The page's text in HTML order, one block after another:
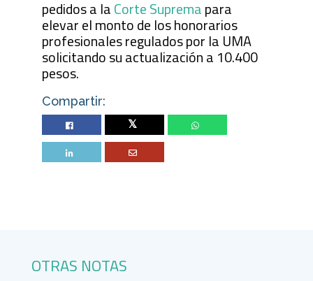
pedidos a laCorte Supremapara
elevar el monto de los honorarios
profesionales regulados por la UMA
solicitando su actualización a 10.400
pesos.
Compartir:
Twitter
OTRAS NOTAS